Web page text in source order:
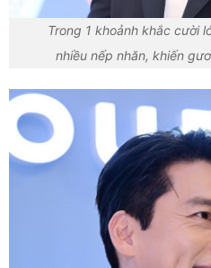
Trong 1 khoảnh khắc cười
nhiều nếp nhăn, khiến